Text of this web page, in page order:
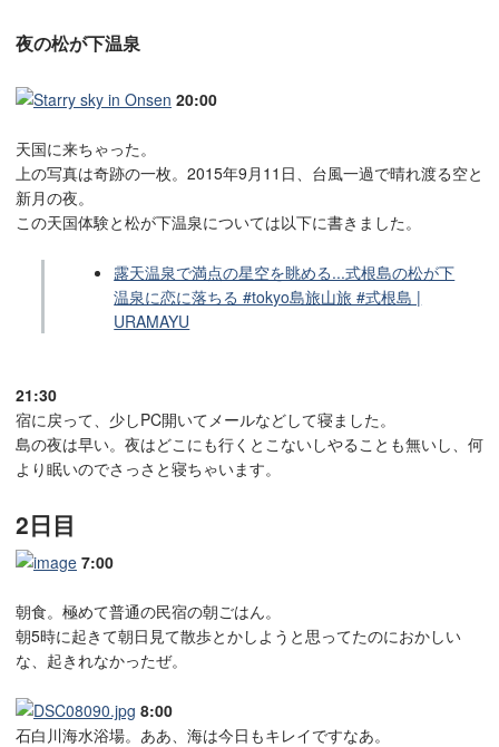
夜の松が下温泉
20:00
天国に来ちゃった。
上の写真は奇跡の一枚。2015年9月11日、台風一過で晴れ渡る空と
新月の夜。
この天国体験と松が下温泉については以下に書きました。
露天温泉で満点の星空を眺める...式根島の松が下
温泉に恋に落ちる #tokyo島旅山旅 #式根島 |
URAMAYU
21:30
宿に戻って、少しPC開いてメールなどして寝ました。
島の夜は早い。夜はどこにも行くとこないしやることも無いし、何
より眠いのでさっさと寝ちゃいます。
2日目
7:00
朝食。極めて普通の民宿の朝ごはん。
朝5時に起きて朝日見て散歩とかしようと思ってたのにおかしい
な、起きれなかったぜ。
8:00
石白川海水浴場。ああ、海は今日もキレイですなあ。